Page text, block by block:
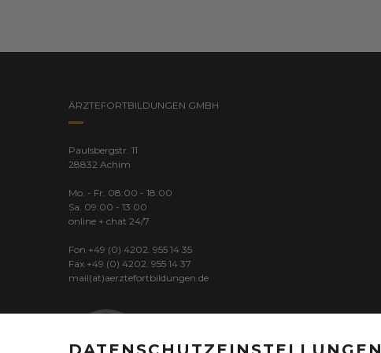
ÄRZTEFORTBILDUNGEN GMBH
Paulsbergstr. 11
28832 Achim
Mo. - Fr. 08:00 - 18:00
Sa. 09:00 - 13:00
online + chat 24/7
Fon +49 (0) 4202. 955 14 35
Fax +49 (0) 4202. 955 14 37
mail(at)aerztefortbildungen.de